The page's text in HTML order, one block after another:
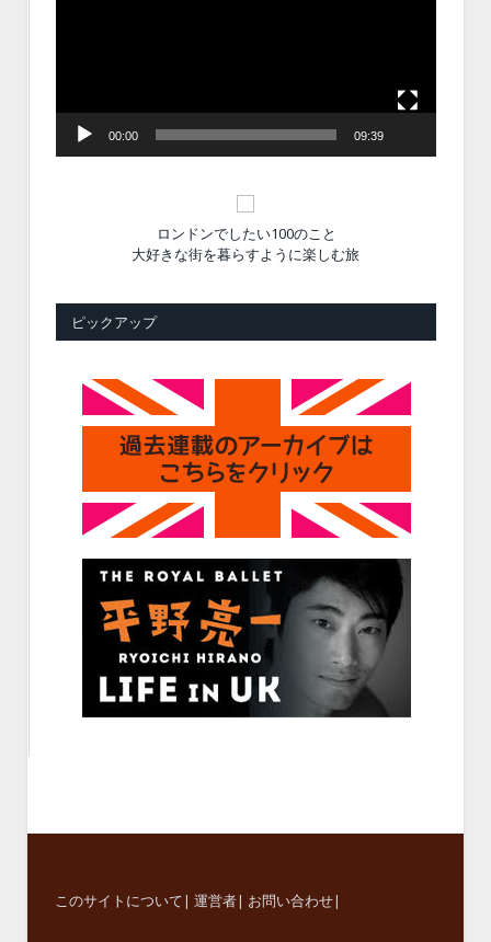
00:00 09:39
ロンドンでしたい100のこと
大好きな街を暮らすように楽しむ旅
ピックアップ
このサイトについて| 運営者| お問い合わせ|